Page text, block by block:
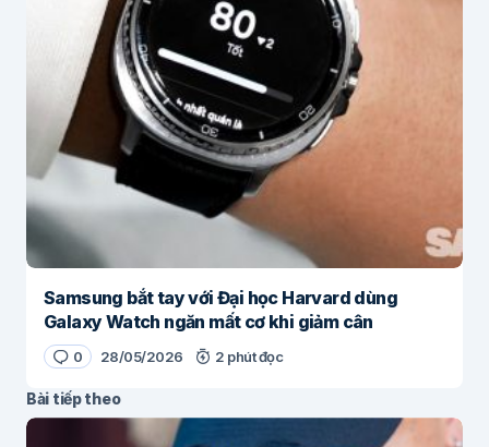
Samsung bắt tay với Đại học Harvard dùng
Galaxy Watch ngăn mất cơ khi giảm cân
0 28/05/2026 2 phút đọc
Bài tiếp theo